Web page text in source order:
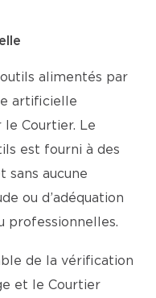
alimentés par
artificielle
Courtier. Le
est fourni à des
sans aucune
ou d’adéquation
professionnelles.
de la vérification
et le Courtier